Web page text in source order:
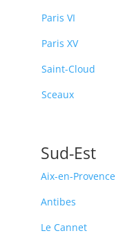
Paris VI
Paris XV
Saint-Cloud
Sceaux
Sud-Est
Aix-en-Provence
Antibes
Le Cannet